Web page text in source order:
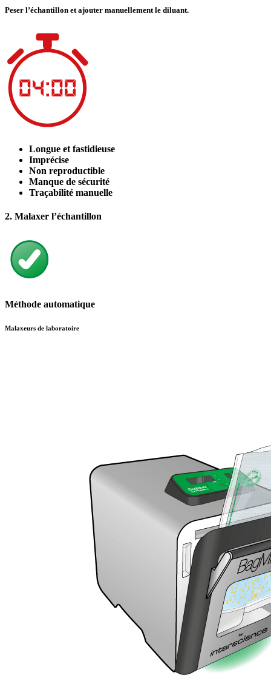
Peser l’échantillon et ajouter manuellement le diluant.
Longue et fastidieuse
Imprécise
Non reproductible
Manque de sécurité
Traçabilité manuelle
2. Malaxer l’échantillon
Méthode automatique
Malaxeurs de laboratoire